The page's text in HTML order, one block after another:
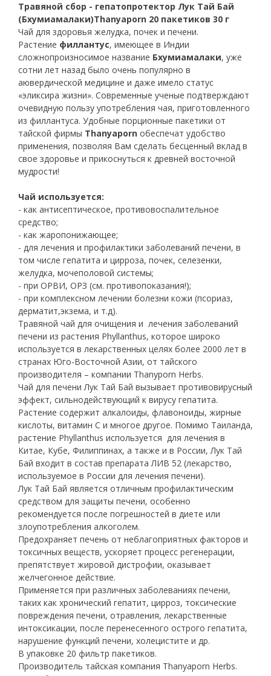
Травяной сбор - гепатопротектор Лук Тай Бай
(Бхумиамалаки)Thanyaporn 20 пакетиков 30 г
Чай для здоровья желудка, почек и печени.
Растение филлантус, имеющее в Индии
сложнопроизносимое название Бхумиамалаки, уже
сотни лет назад было очень популярно в
аювердической медицине и даже имело статус
«эликсира жизни». Современные ученые подтверждают
очевидную пользу употребления чая, приготовленного
из филлантуса. Удобные порционные пакетики от
тайской фирмы Thanyaporn обеспечат удобство
применения, позволяя Вам сделать бесценный вклад в
свое здоровье и прикоснуться к древней восточной
мудрости!
Чай используется:
- как антисептическое, противовоспалительное
средство;
- как жаропонижающее;
- для лечения и профилактики заболеваний печени, в
том числе гепатита и цирроза, почек, селезенки,
желудка, мочеполовой системы;
- при ОРВИ, ОРЗ (см. противопоказания!);
- при комплексном лечении болезни кожи (псориаз,
дерматит,экзема, и т.д).
Травяной чай для очищения и лечения заболеваний
печени из растения Phyllanthus, которое широко
используется в лекарственных целях более 2000 лет в
странах Юго-Восточной Азии, от тайского
производителя – компании Thanyporn Herbs.
Чай для печени Лук Тай Бай вызывает противовирусный
эффект, сильнодействующий к вирусу гепатита.
Растение содержит алкалоиды, флавоноиды, жирные
кислоты, витамин С и многое другое. Помимо Таиланда,
растение Phyllanthus используется для лечения в
Китае, Кубе, Филиппинах, а также и в России, Лук Тай
Бай входит в состав препарата ЛИВ 52 (лекарство,
используемое в России для лечения печени).
Лук Тай Бай является отличным профилактическим
средством для защиты печени, особенно
рекомендуется после погрешностей в диете или
злоупотребления алкоголем.
Предохраняет печень от неблагоприятных факторов и
токсичных веществ, ускоряет процесс регенерации,
препятствует жировой дистрофии, оказывает
желчегонное действие.
Применяется при различных заболеваниях печени,
таких как хронический гепатит, цирроз, токсические
повреждения печени, отравления, лекарственные
интоксикации, после перенесенного острого гепатита,
нарушение функций печени, холецистите и др.
В упаковке 20 фильтр пакетиков.
Производитель тайская компания Thanyaporn Herbs.